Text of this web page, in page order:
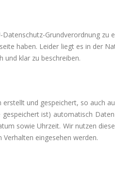
Grundverordnung
haben. Leider liegt es in der
und klar zu beschreiben.
und gespeichert, so auch
ist) automatisch
sowie Uhrzeit. Wir nutzen
eingesehen werden.